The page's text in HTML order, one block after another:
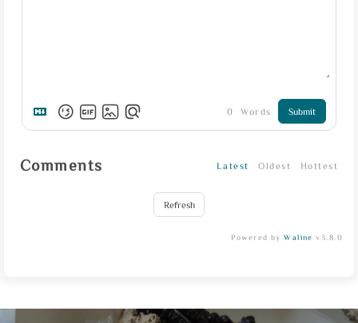
0 Words Submit
Comments Latest Oldest Hottest
Refresh
Powered byWaline v3.8.0